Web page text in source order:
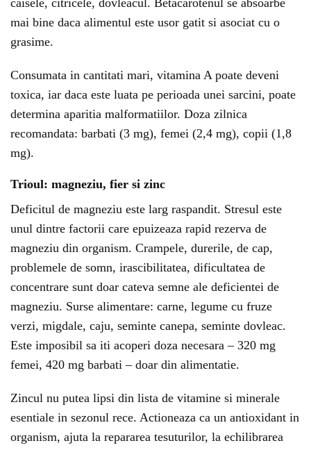
caisele, citricele, dovleacul. Betacarotenul se absoarbe
mai bine daca alimentul este usor gatit si asociat cu o
grasime.
Consumata in cantitati mari, vitamina A poate deveni
toxica, iar daca este luata pe perioada unei sarcini, poate
determina aparitia malformatiilor. Doza zilnica
recomandata: barbati (3 mg), femei (2,4 mg), copii (1,8
mg).
Trioul: magneziu, fier si zinc
Deficitul de magneziu este larg raspandit. Stresul este
unul dintre factorii care epuizeaza rapid rezerva de
magneziu din organism. Crampele, durerile, de cap,
problemele de somn, irascibilitatea, dificultatea de
concentrare sunt doar cateva semne ale deficientei de
magneziu. Surse alimentare: carne, legume cu fruze
verzi, migdale, caju, seminte canepa, seminte dovleac.
Este imposibil sa iti acoperi doza necesara – 320 mg
femei, 420 mg barbati – doar din alimentatie.
Zincul nu putea lipsi din lista de vitamine si minerale
esentiale in sezonul rece. Actioneaza ca un antioxidant in
organism, ajuta la repararea tesuturilor, la echilibrarea